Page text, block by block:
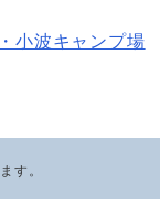
小波キャンプ場
す。